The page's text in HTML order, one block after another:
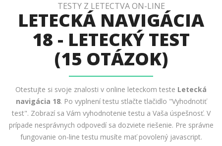
TESTY Z LETECTVA ON-LINE
LETECKÁ NAVIGÁCIA
18 - LETECKÝ TEST
(15 OTÁZOK)
Otestujte si svoje znalosti v online leteckom teste Letecká
navigácia 18. Po vyplnení testu stlačte tlačidlo "Vyhodnotiť
test". Zobrazí sa Vám vyhodnotenie testu a Vaša úspešnosť. V
prípade nesprávnych odpovedí sa dozviete riešenie. Pre správne
fungovanie on-line testu musíte mať povolený javascript.